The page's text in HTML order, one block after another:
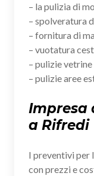
– la pulizia di
– spolveratura
– fornitura di
– vuotatura
– pulizie vetrine
– pulizie aree
Impresa
a Rifredi
I preventivi per
con prezzi e